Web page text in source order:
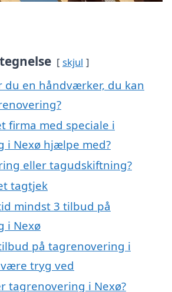
skjul
du en håndværker, du kan
firma med speciale i
i Nexø hjælpe med?
eller tagudskiftning?
tagtjek
mindst 3 tilbud på
i Nexø
på tagrenovering i
tryg ved
tagrenovering i Nexø?